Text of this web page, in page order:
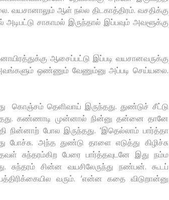
ஆள் நல்ல திடகாத்திரம். வசதிக்கு
சாகாமல் இருந்தால் இப்பவும் அவளூக்கு
ஆசைப்பட்டு இப்படி வயசானவருக்கு
அவங்களும் ஒண்ணும் வேணும்னு அப்படி செய்யலை.
கொஞ்சம் தெளிவாய் இருந்தது. துண்டுச் சீட்டு
கண்ணாடி முன்னால் நின்னு தன்னை தானே
நின்னாற் போல இருந்தது. ‘இதெல்லாம் பார்த்தா
அந்த துண்டு தாளை எடுத்து கிழிச்சு
சுந்தரம்கிற பேரை பார்த்தவுடனே இது நம்ம
சுந்தரம் சின்ன வயசிலேருந்து நண்பன். கூடப்
வரும். ‘என்ன கதை விடுறான்னு